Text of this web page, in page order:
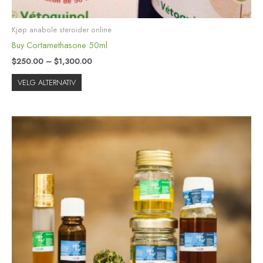
Kjøp anabole steroider online
Buy Cortamethasone 50ml
$250.00 – $1,300.00
VELG ALTERNATIV
Prisområde:
$60.00
til
Dette
produktet
velges
på
produktsiden